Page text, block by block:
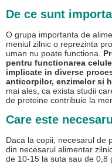
De ce sunt
O grupa importanta de
meniul zilnic o reprezinta
uman nu poate functiona.
pentru functionarea
implicate in diverse
anticorpilor, enzimelor si
mai ales, ca exista studii
de proteine contribuie la
Care este
Daca la copii, necesarul de
din necesarul alimentar
de 10-15 la suta sau de 0,8